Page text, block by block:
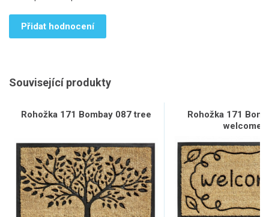
Přidat hodnocení
Související produkty
Rohožka 171 Bombay 087 tree
Rohožka 171
welcome